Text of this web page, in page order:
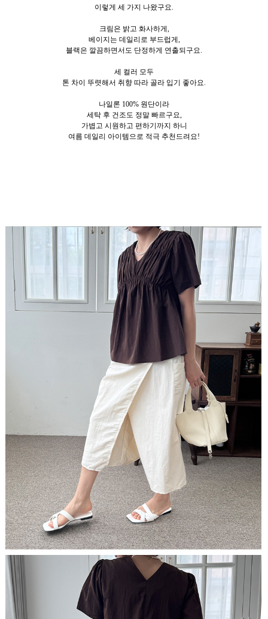
이렇게 세 가지 나왔구요.
크림은 밝고 화사하게,
베이지는 데일리로 부드럽게,
블랙은 깔끔하면서도 단정하게 연출되구요.
세 컬러 모두
톤 차이 뚜렷해서 취향 따라 골라 입기 좋아요.
나일론 100% 원단이라
세탁 후 건조도 정말 빠르구요,
가볍고 시원하고 편하기까지 하니
여름 데일리 아이템으로 적극 추천드려요!